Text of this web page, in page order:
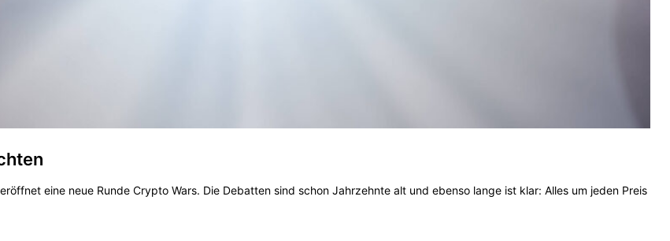
eine neue Runde Crypto Wars. Die Debatten sind schon Jahrzehnte alt und ebenso lange ist klar: Alles um jeden Preis